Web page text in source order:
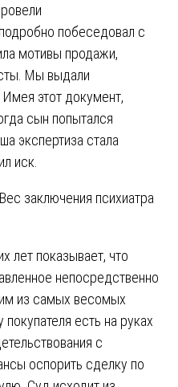
побеседовал с
мотивы продажи,
Мы выдали
этот документ,
сын попытался
экспертиза стала
иск.
заключения психиатра
лет показывает, что
непосредственно
из самых весомых
есть на руках
с
оспорить сделку по